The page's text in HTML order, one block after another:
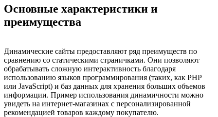
Основные характеристики и
преимущества
Динамические сайты предоставляют ряд преимуществ по
сравнению со статическими страничками. Они позволяют
обрабатывать сложную интерактивность благодаря
использованию языков программирования (таких, как PHP
или JavaScript) и баз данных для хранения больших объемов
информации. Пример использования динамичности можно
увидеть на интернет-магазинах с персонализированной
рекомендацией товаров каждому покупателю.